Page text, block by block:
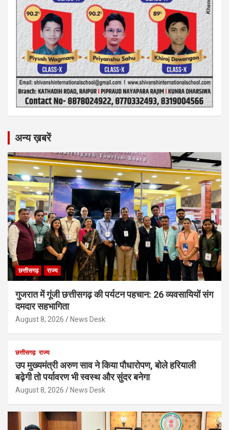
अन्य ख़बरें
छत्तीसगढ़ राज्य
गुजरात में गूंजी छत्तीसगढ़ की पर्यटन पहचान: 26 व्यवसायियों संग
दमदार सहभागिता
August 8, 2026 News Desk
छत्तीसगढ़ राज्य
उप मुख्यमंत्री अरुण साव ने किया पौधारोपण, बोले हरियाली
बढ़ेगी तो पर्यावरण भी स्वस्थ और सुंदर बनेगा
August 8, 2026 News Desk